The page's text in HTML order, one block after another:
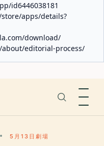
id6446038181
apps/details?
download/
editorial-process/
5月13日劇場